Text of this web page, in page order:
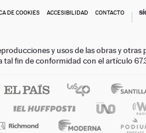
DE COOKIES ACCESIBILIDAD CONTACTO
y usos de las obras y
tal fin de conformidad con el artículo